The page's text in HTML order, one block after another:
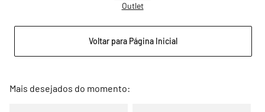
Outlet
Voltar para Página Inicial
Mais desejados do momento: